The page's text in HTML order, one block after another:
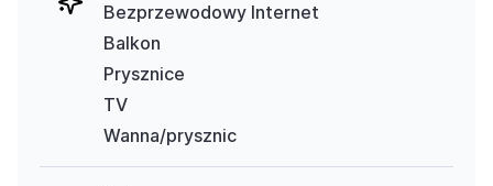
Bezprzewodowy Internet
Balkon
Prysznice
TV
Wanna/prysznic